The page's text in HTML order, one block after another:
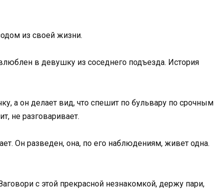
из своей жизни.
в девушку из соседнего подъезда. История
а он делает вид, что спешит по бульвару по срочным
не разговаривает.
Он разведен, она, по его наблюдениям, живет одна.
с этой прекрасной незнакомкой, держу пари,